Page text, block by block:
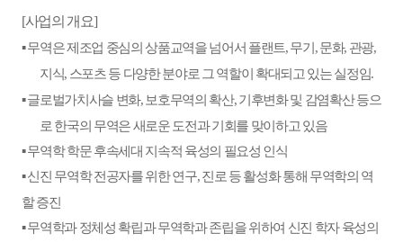
[사업의 개요]
▪무역은 제조업 중심의 상품교역을 넘어서 플랜트,무기,문화, 관광,
지식, 스포츠 등 다양한 분야로 그 역할이 확대되고 있는 실정임.
▪글로벌가치사슬 변화,보호무역의 확산,기후변화 및 감염확산 등으
로 한국의 무역은 새로운 도전과 기회를 맞이하고 있음
▪무역학 학문 후속세대 지속적 육성의 필요성 인식
▪신진 무역학 전공자를 위한 연구,진로 등 활성화 통해 무역학의 역
할 증진
▪무역학과 정체성 확립과 무역학과 존립을 위하여 신진 학자 육성의